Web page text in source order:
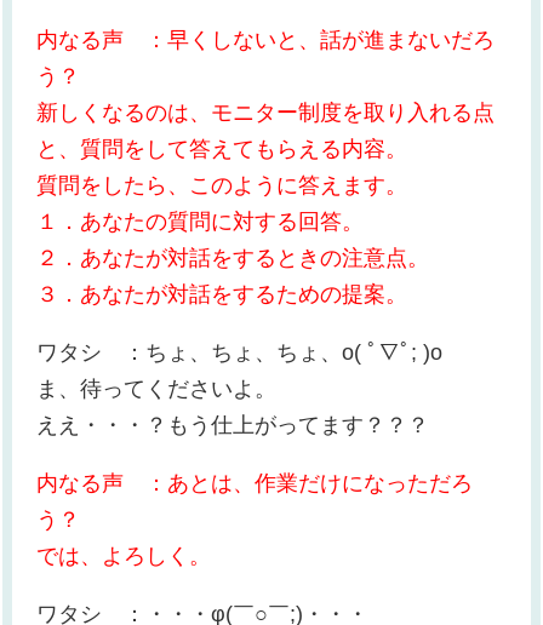
内なる声 ：早くしないと、話が進まないだろ
う？
新しくなるのは、モニター制度を取り入れる点
と、質問をして答えてもらえる内容。
質問をしたら、このように答えます。
１．あなたの質問に対する回答。
２．あなたが対話をするときの注意点。
３．あなたが対話をするための提案。
ワタシ ：ちょ、ちょ、ちょ、o( ﾟ∇ﾟ; )o
ま、待ってくださいよ。
ええ・・・？もう仕上がってます？？？
内なる声 ：あとは、作業だけになっただろ
う？
では、よろしく。
ワタシ ：・・・φ(￣○￣;)・・・